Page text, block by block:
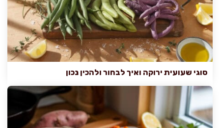
סוגי שעועית ירוקה ואיך לבחור ולהכין נכון